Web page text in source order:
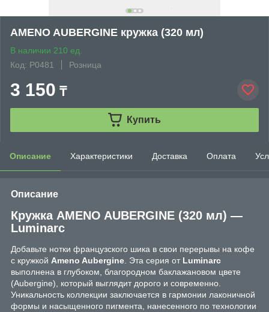
AMENO AUBERGINE кружка (320 мл)
В наличии 210 ед.
Код: P0481
Розница
3 150 ₸
Купить
Описание Характеристики Доставка Оплата
Описание
Кружка AMENO AUBERGINE (320 мл) —
Luminarc
Добавьте нотки французского шика в свои перерывы на кофе
с кружкой Ameno Aubergine. Эта серия от Luminarc
выполнена в глубоком, благородном баклажановом цвете
(Aubergine), который выглядит дорого и современно.
Уникальность коллекции заключается в гармонии лаконичной
формы и насыщенного пигмента, нанесенного по технологии